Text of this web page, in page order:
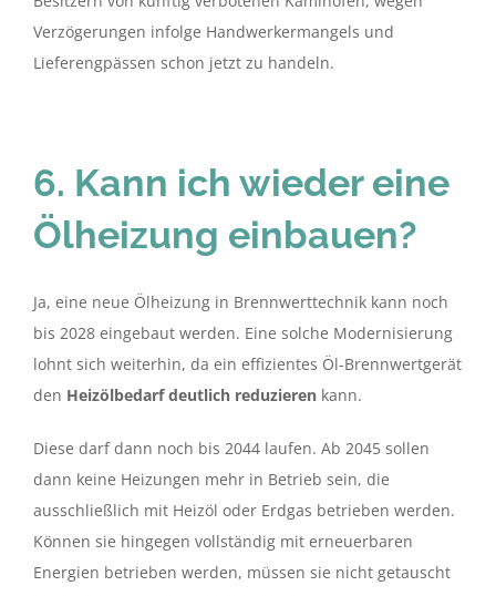
Verzögerungen infolge Handwerkermangels und
Lieferengpässen schon jetzt zu handeln.
6. Kann ich wieder eine
Ölheizung einbauen?
Ja, eine neue Ölheizung in Brennwerttechnik kann noch
bis 2028 eingebaut werden. Eine solche Modernisierung
lohnt sich weiterhin, da ein effizientes Öl-Brennwertgerät
den Heizölbedarf deutlich reduzieren kann.
Diese darf dann noch bis 2044 laufen. Ab 2045 sollen
dann keine Heizungen mehr in Betrieb sein, die
ausschließlich mit Heizöl oder Erdgas betrieben werden.
Können sie hingegen vollständig mit erneuerbaren
Energien betrieben werden, müssen sie nicht getauscht